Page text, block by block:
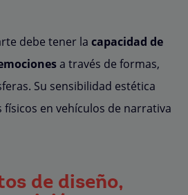
debe tener la capacidad de
a través de formas,
Su sensibilidad estética
físicos en vehículos de narrativa
de diseño,